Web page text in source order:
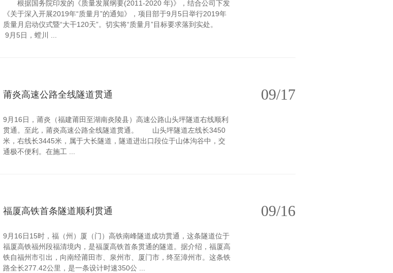
根据国务院印发的《质量发展纲要(2011-2020 年)》，结合公司下发
《关于深入开展2019年“质量月”的通知》，项目部于9月5日举行2019年
质量月启动仪式暨“大干120天”。切实将“质量月”目标要求落到实处。
9月5日，螳川 ...
莆炎高速公路全线隧道贯通
9月16日，莆炎（福建莆田至湖南炎陵县）高速公路山头坪隧道右线顺利
贯通。至此，莆炎高速公路全线隧道贯通。 山头坪隧道左线长3450
米，右线长3445米，属于大长隧道，隧道进出口段位于山体沟谷中，交
通极不便利。在施工 ...
09/17
福厦高铁首条隧道顺利贯通
9月16日15时，福（州）厦（门）高铁南峰隧道成功贯通，这条隧道位于
福厦高铁福州段福清境内，是福厦高铁首条贯通的隧道。据介绍，福厦高
铁自福州市引出，向南经莆田市、泉州市、厦门市，终至漳州市。这条铁
路全长277.42公里，是一条设计时速350公 ...
09/16